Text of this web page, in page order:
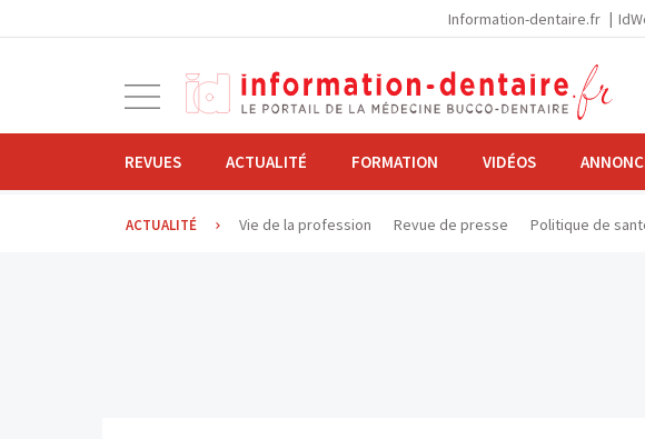
Information-dentaire.fr
navigation
REVUES ACTUALITÉ FORMATION VIDÉOS
ACTUALITÉ Vie de la profession Revue de presse Politique de